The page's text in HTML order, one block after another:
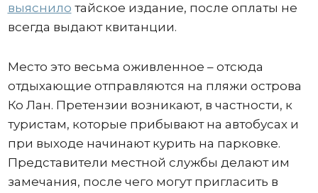
выяснило тайское издание, после оплаты не
всегда выдают квитанции.
Место это весьма оживленное – отсюда
отдыхающие отправляются на пляжи острова
Ко Лан. Претензии возникают, в частности, к
туристам, которые прибывают на автобусах и
при выходе начинают курить на парковке.
Представители местной службы делают им
замечания, после чего могут пригласить в